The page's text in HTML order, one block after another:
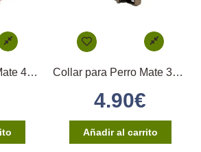
Collar para Perro Mate 45×1,6cm – (Rosa) Collar para Perro Mate 35×1,6cm – (Negro)
4.90€
Añadir al carrito